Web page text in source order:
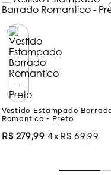
Vestido Estampado Barrado
Romantico - Preto
R$ 279,99 4